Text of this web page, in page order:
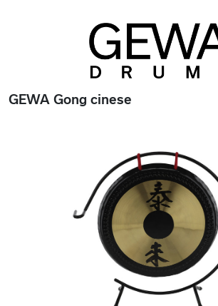
GEWA Gong cinese